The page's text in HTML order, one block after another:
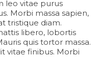
leo vitae purus
Morbi massa sapien,
tristique diam.
libero, lobortis
quis tortor massa.
vitae finibus. Morbi